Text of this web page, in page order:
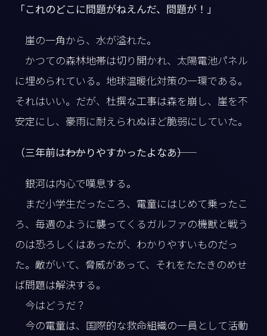
「これのどこに問題がねえんだ、問題が！」
崖の一角から、水が溢れた。
かつての森林地帯は切り開かれ、太陽電池パネル
に埋められている。地球温暖化対策の一環である。
それはいい。だが、杜撰な工事は森を崩し、崖を不
安定にし、豪雨に耐えられぬほど脆弱にしていた。
（三年前は――わかりやすかったよなあ――）
銀河は内心で嘆息する。
まだ小学生だったころ、電童にはじめて乗ったこ
ろ、毎週のように襲ってくるガルファの機獣と戦う
のは恐ろしくはあったが、わかりやすいものだっ
た。敵がいて、脅威があって、それをたたきのめせ
ば問題は解決する。
今はどうだ？
今の電童は、国際的な救命組織の一員として活動